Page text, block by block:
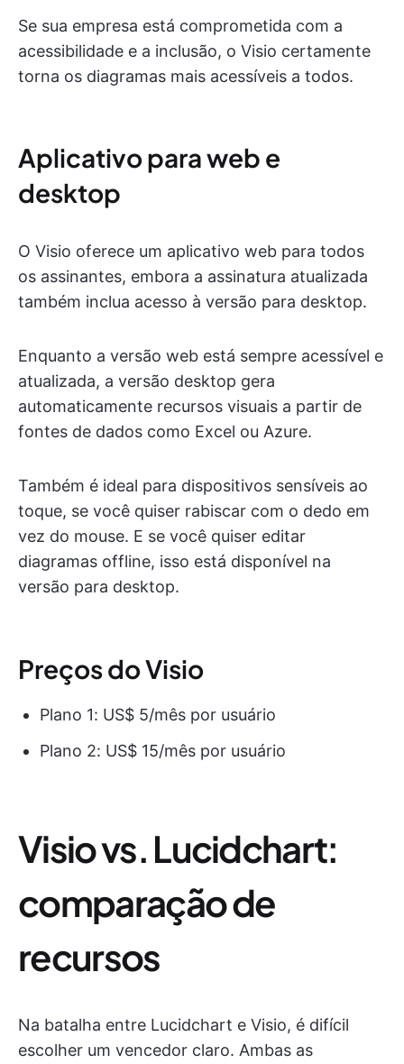
Se sua empresa está comprometida com a
acessibilidade e a inclusão, o Visio certamente
torna os diagramas mais acessíveis a todos.
Aplicativo para web e
desktop
O Visio oferece um aplicativo web para todos
os assinantes, embora a assinatura atualizada
também inclua acesso à versão para desktop.
Enquanto a versão web está sempre acessível e
atualizada, a versão desktop gera
automaticamente recursos visuais a partir de
fontes de dados como Excel ou Azure.
Também é ideal para dispositivos sensíveis ao
toque, se você quiser rabiscar com o dedo em
vez do mouse. E se você quiser editar
diagramas offline, isso está disponível na
versão para desktop.
Preços do Visio
Plano 1: US$ 5/mês por usuário
Plano 2: US$ 15/mês por usuário
Visio vs. Lucidchart:
comparação de
recursos
Na batalha entre Lucidchart e Visio, é difícil
escolher um vencedor claro. Ambas as